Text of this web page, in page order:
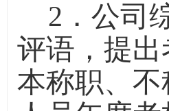
2 ．公司
评语，提
本称职、不